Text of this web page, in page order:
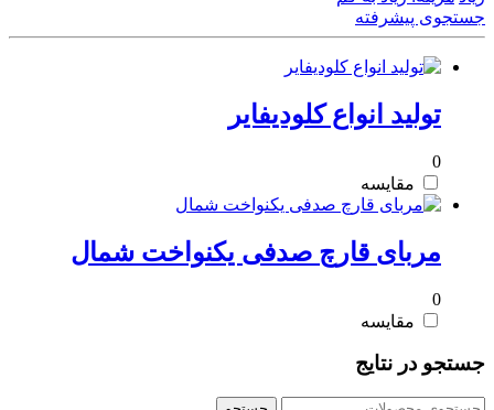
جستجوی پیشرفته
تولید انواع کلودیفایر
0
مقایسه
مربای قارچ صدفی یکنواخت شمال
0
مقایسه
جستجو در نتایج
جستجو